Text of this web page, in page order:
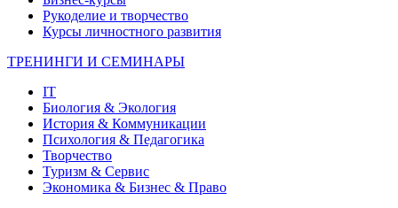
Рукоделие и творчество
Курсы личностного развития
ТРЕНИНГИ И СЕМИНАРЫ
IT
Биология & Экология
История & Коммуникации
Психология & Педагогика
Творчество
Туризм & Сервис
Экономика & Бизнес & Право